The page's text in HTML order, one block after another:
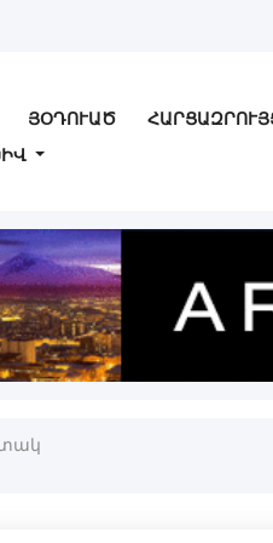
ՅՕԴՈՒԱԾ
տակ